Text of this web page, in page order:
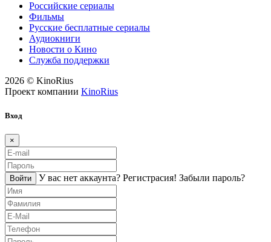
Российские сериалы
Фильмы
Русские бесплатные сериалы
Аудиокниги
Новости о Кино
Служба поддержки
2026 © KinoRius
Проект компании KinoRius
Вход
×
Войти У вас нет аккаунта? Регистраcия! Забыли пароль?